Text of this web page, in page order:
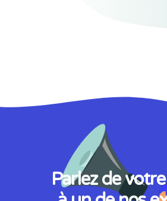
Parlez de